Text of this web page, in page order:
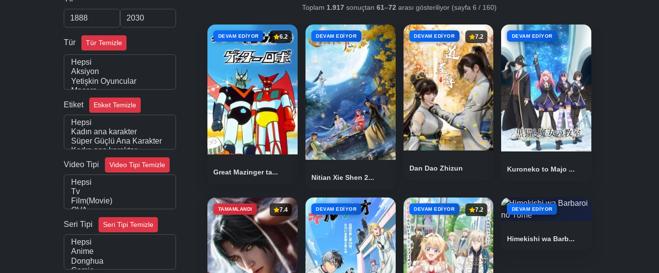
Tür Tür Temizle
Etiket Etiket Temizle
Video Tipi Video Tipi Temizle
Seri Tipi Seri Tipi Temizle
Toplam 1.917 sonuçtan 61–72 arası gösteriliyor (sayfa 6 / 160)
DEVAM EDIYOR 6.2
Great Mazinger ta...
DEVAM EDIYOR
Nitian Xie Shen 2...
DEVAM EDIYOR 7.2
Dan Dao Zhizun
DEVAM EDIYOR
Kuroneko to Majo ...
TAMAMLANDI 7.4 DEVAM EDIYOR DEVAM EDIYOR 7.2 DEVAM EDIYOR
Himekishi wa Barb...